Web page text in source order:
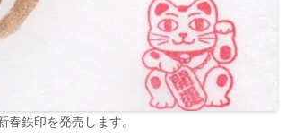
鉄印を発売します。